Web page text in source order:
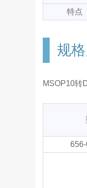
特点
规
MSOP10转